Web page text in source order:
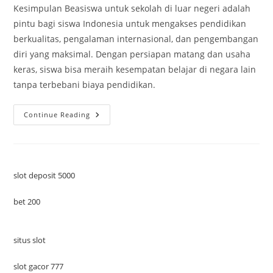
Kesimpulan Beasiswa untuk sekolah di luar negeri adalah
pintu bagi siswa Indonesia untuk mengakses pendidikan
berkualitas, pengalaman internasional, dan pengembangan
diri yang maksimal. Dengan persiapan matang dan usaha
keras, siswa bisa meraih kesempatan belajar di negara lain
tanpa terbebani biaya pendidikan.
Continue Reading Beasiswa
Untuk
slot deposit 5000
bet 200
situs slot
slot gacor 777